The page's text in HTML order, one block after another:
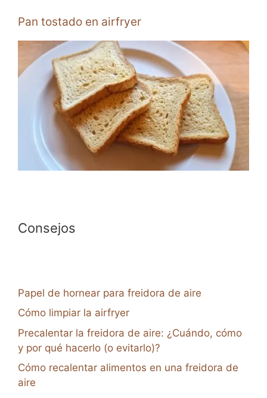
Pan tostado en airfryer
Consejos
Papel de hornear para freidora de aire
Cómo limpiar la airfryer
Precalentar la freidora de aire: ¿Cuándo, cómo
y por qué hacerlo (o evitarlo)?
Cómo recalentar alimentos en una freidora de
aire